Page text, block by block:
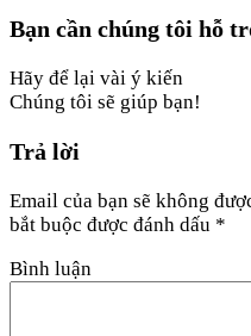
Bạn cần chúng tôi hỗ
Hãy để lại vài ý kiến
Chúng tôi sẽ giúp bạn!
Trả lời
Email của bạn sẽ không
bắt buộc được đánh dấu *
Bình luận